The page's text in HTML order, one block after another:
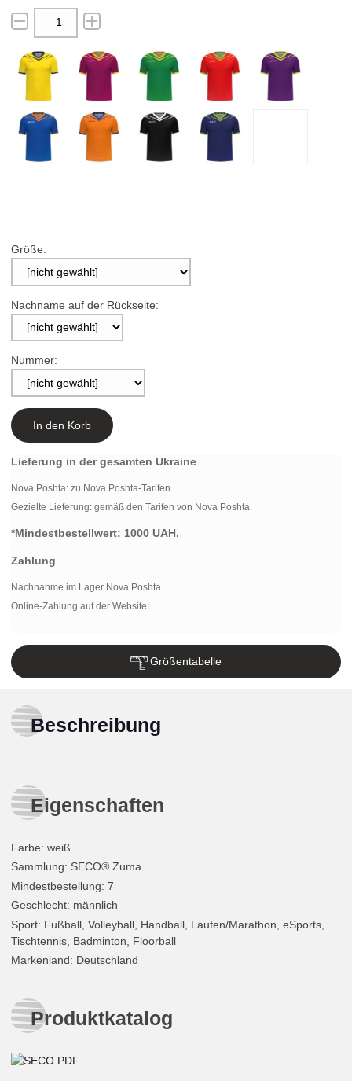
Größe:
Nachname auf der Rückseite:
Nummer:
In den Korb
Lieferung in der gesamten Ukraine
Nova Poshta: zu Nova Poshta-Tarifen.
Gezielte Lieferung: gemäß den Tarifen von Nova Poshta.
*Mindestbestellwert: 1000 UAH.
Zahlung
Nachnahme im Lager Nova Poshta
Online-Zahlung auf der Website:
Größentabelle
Beschreibung
Eigenschaften
Farbe: weiß
Sammlung: SECO® Zuma
Mindestbestellung: 7
Geschlecht: männlich
Sport: Fußball, Volleyball, Handball, Laufen/Marathon, eSports,
Tischtennis, Badminton, Floorball
Markenland: Deutschland
Produktkatalog